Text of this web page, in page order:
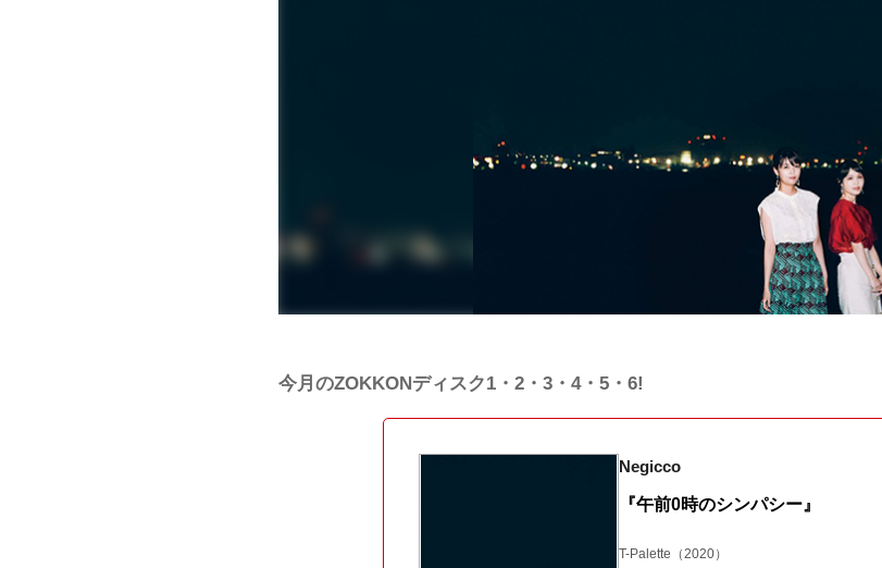
今月のZOKKONディスク1・2・3・4・5・6!
Negicco
『午前0時のシンパシー』
T-Palette （2020）